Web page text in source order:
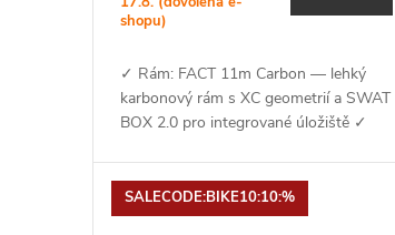
shopu)
✓ Rám: FACT 11m Carbon — lehký
karbonový rám s XC geometrií a SWAT
BOX 2.0 pro integrované úložiště ✓
SALECODE:BIKE10:10:%